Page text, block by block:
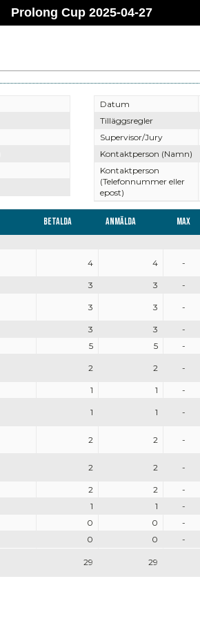
Prolong Cup 2025-04-27
Datum
Tilläggsregler
Supervisor/Jury
Kontaktperson (Namn)
Kontaktperson
(Telefonnummer eller
epost)
Betalda Anmälda Max
29 29
4 4 -
3 3 -
3 3 -
3 3 -
5 5 -
2 2 -
1 1 -
1 1 -
2 2 -
2 2 -
2 2 -
1 1 -
0 0 -
0 0 -